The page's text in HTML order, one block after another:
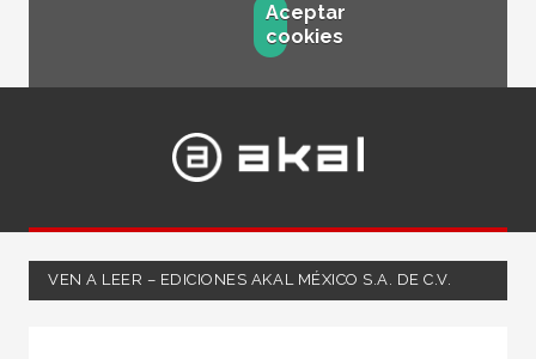
Aceptar
cookies
VEN A LEER – EDICIONES AKAL MÉXICO S.A. DE C.V.